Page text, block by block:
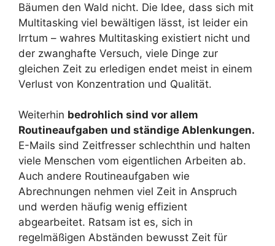
Bäumen den Wald nicht. Die Idee, dass sich mit
Multitasking viel bewältigen lässt, ist leider ein
Irrtum – wahres Multitasking existiert nicht und
der zwanghafte Versuch, viele Dinge zur
gleichen Zeit zu erledigen endet meist in einem
Verlust von Konzentration und Qualität.
Weiterhin bedrohlich sind vor allem
Routineaufgaben und ständige Ablenkungen.
E-Mails sind Zeitfresser schlechthin und halten
viele Menschen vom eigentlichen Arbeiten ab.
Auch andere Routineaufgaben wie
Abrechnungen nehmen viel Zeit in Anspruch
und werden häufig wenig effizient
abgearbeitet. Ratsam ist es, sich in
regelmäßigen Abständen bewusst Zeit für